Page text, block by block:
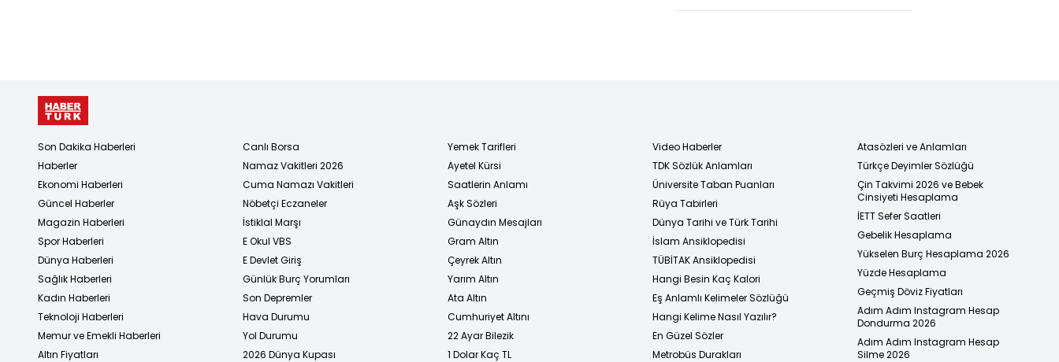
bekleyen 2
Son Dakika Haberleri
Haberler
Ekonomi Haberleri
Güncel Haberler
Magazin Haberleri
Spor Haberleri
Dünya Haberleri
Sağlık Haberleri
Kadın Haberleri
Teknoloji Haberleri
Memur ve Emekli Haberleri
Altın Fiyatları
Canlı Borsa
Namaz Vakitleri 2026
Cuma Namazı Vakitleri
Nöbetçi Eczaneler
İstiklal Marşı
E Okul VBS
E Devlet Giriş
Günlük Burç Yorumları
Son Depremler
Hava Durumu
Yol Durumu
2026 Dünya Kupası
Yemek Tarifleri
Ayetel Kürsi
Saatlerin Anlamı
Aşk Sözleri
Günaydın Mesajları
Gram Altın
Çeyrek Altın
Yarım Altın
Ata Altın
Cumhuriyet Altını
22 Ayar Bilezik
1 Dolar Kaç TL
Video Haberler
TDK Sözlük Anlamları
Üniversite Taban Puanları
Rüya Tabirleri
Dünya Tarihi ve Türk Tarihi
İslam Ansiklopedisi
TÜBİTAK Ansiklopedisi
Hangi Besin Kaç Kalori
Eş Anlamlı Kelimeler Sözlüğü
Hangi Kelime Nasıl Yazılır?
En Güzel Sözler
Metrobüs Durakları
Atasözleri ve Anlamları
Türkçe Deyimler Sözlüğü
Çin Takvimi 2026 ve Bebek
Cinsiyeti Hesaplama
İETT Sefer Saatleri
Gebelik Hesaplama
Yükselen Burç Hesaplama 2026
Yüzde Hesaplama
Geçmiş Döviz Fiyatları
Adım Adım Instagram Hesap
Dondurma 2026
Adım Adım Instagram Hesap
Silme 2026